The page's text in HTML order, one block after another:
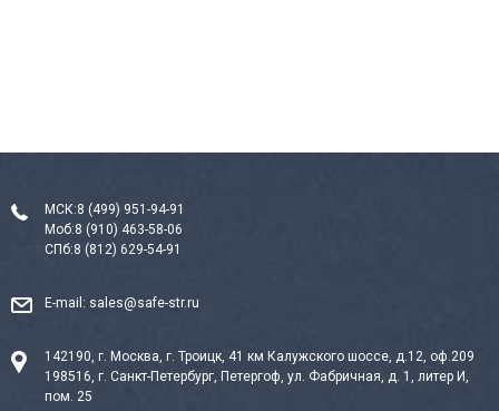
МСК:8 (499) 951-94-91
Моб:8 (910) 463-58-06
СПб:8 (812) 629-54-91
E-mail: sales@safe-str.ru
142190, г. Москва, г. Троицк, 41 км Калужского шоссе, д.12, оф.209
198516, г. Санкт-Петербург, Петергоф, ул. Фабричная, д. 1, литер И,
пом. 25